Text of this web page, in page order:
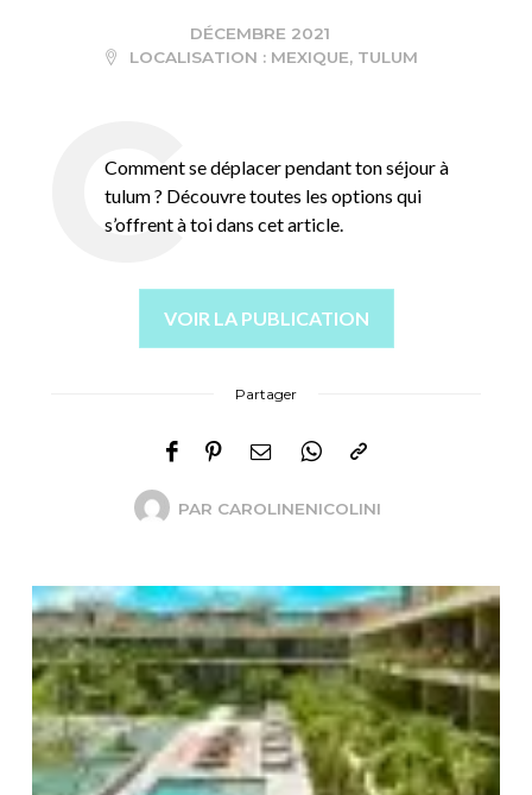
DÉCEMBRE 2021
LOCALISATION : MEXIQUE, TULUM
Comment se déplacer pendant ton séjour à
tulum ? Découvre toutes les options qui
s’offrent à toi dans cet article.
VOIR LA PUBLICATION
Partager
PAR CAROLINENICOLINI